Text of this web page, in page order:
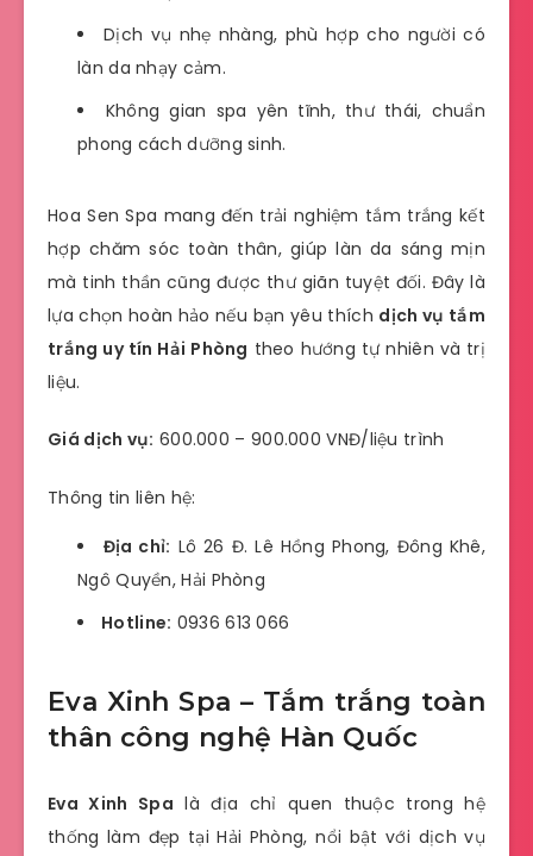
Dịch vụ nhẹ nhàng, phù hợp cho người có
làn da nhạy cảm.
Không gian spa yên tĩnh, thư thái, chuẩn
phong cách dưỡng sinh.
Hoa Sen Spa mang đến trải nghiệm tắm trắng kết
hợp chăm sóc toàn thân, giúp làn da sáng mịn
mà tinh thần cũng được thư giãn tuyệt đối. Đây là
lựa chọn hoàn hảo nếu bạn yêu thích dịch vụ tắm
trắng uy tín Hải Phòng theo hướng tự nhiên và trị
liệu.
Giá dịch vụ: 600.000 – 900.000 VNĐ/liệu trình
Thông tin liên hệ:
Địa chỉ: Lô 26 Đ. Lê Hồng Phong, Đông Khê,
Ngô Quyền, Hải Phòng
Hotline: 0936 613 066
Eva Xinh Spa – Tắm trắng toàn
thân công nghệ Hàn Quốc
Eva Xinh Spa là địa chỉ quen thuộc trong hệ
thống làm đẹp tại Hải Phòng, nổi bật với dịch vụ